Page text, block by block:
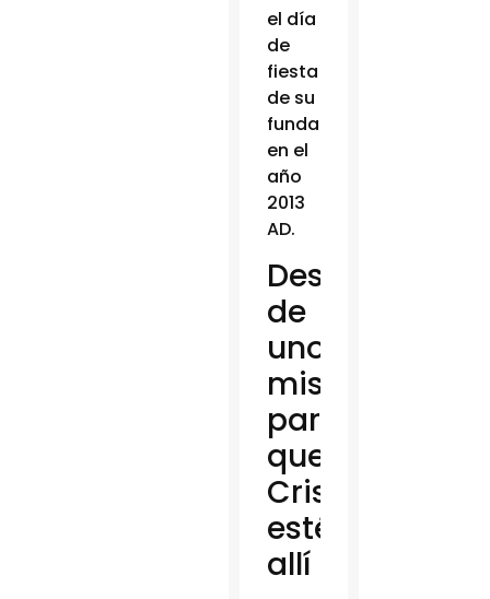
el día
de
fiesta
de su
fundador
en el
año
2013
AD.
Descentrado
de
uno
mismo
para
que
Cristo
esté
allí